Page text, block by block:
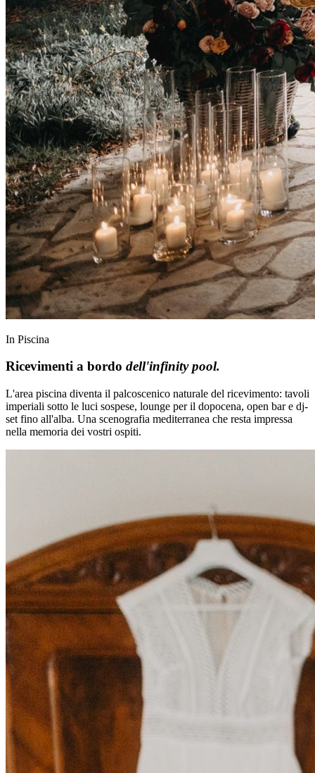
In Piscina
Ricevimenti a bordo dell'infinity pool.
L'area piscina diventa il palcoscenico naturale del ricevimento: tavoli
imperiali sotto le luci sospese, lounge per il dopocena, open bar e dj-
set fino all'alba. Una scenografia mediterranea che resta impressa
nella memoria dei vostri ospiti.